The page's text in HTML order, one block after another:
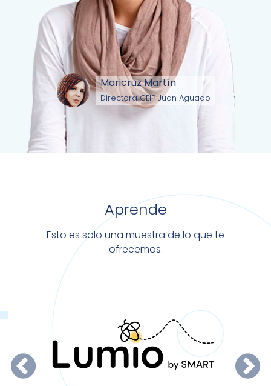
Maricruz Martín
Directora CEIP Juan Aguado
Aprende
Esto es solo una muestra de lo que te
ofrecemos.